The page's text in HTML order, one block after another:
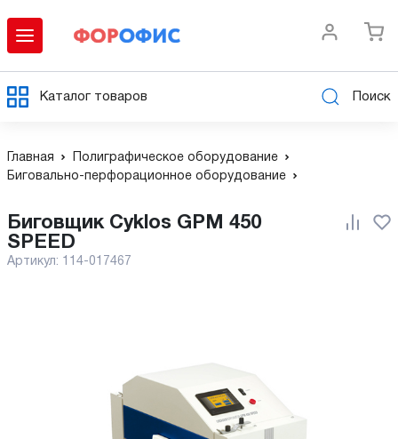
Каталог товаров Поиск
Главная
Полиграфическое оборудование
Биговально-перфорационное оборудование
Биговщик Cyklos GPM 450
SPEED
Артикул: 114-017467